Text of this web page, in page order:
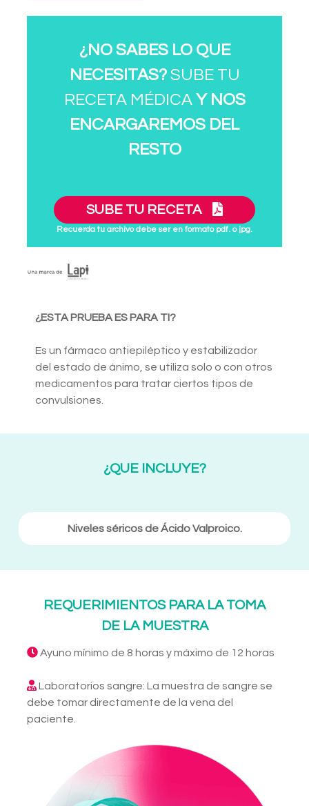
¿NO SABES LO QUE
NECESITAS?SUBE TU
RECETA MÉDICA Y NOS
ENCARGAREMOS DEL
RESTO
SUBE TU RECETA
Recuerda tu archivo debe ser en formato pdf. o jpg.
¿ESTA PRUEBA ES PARA TI?
Es un fármaco antiepiléptico y estabilizador
del estado de ánimo, se utiliza solo o con otros
medicamentos para tratar ciertos tipos de
convulsiones.
¿QUE INCLUYE?
Niveles séricos de Ácido Valproico.
REQUERIMIENTOS PARA LA TOMA
DE LA MUESTRA
Ayuno mínimo de 8 horas y máximo de 12 horas
Laboratorios sangre: La muestra de sangre se
debe tomar directamente de la vena del
paciente.